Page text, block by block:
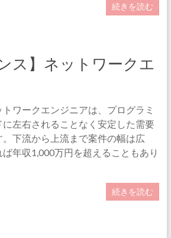
続きを読む
ス】ネットワークエ
ワークエンジニアは、プログラミ
左右されることなく安定した需要
下流から上流まで案件の幅は広
年収1,000万円を超えることもあり
続きを読む